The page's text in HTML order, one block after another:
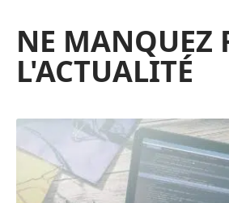
NE MANQUEZ
L'ACTUALITÉ